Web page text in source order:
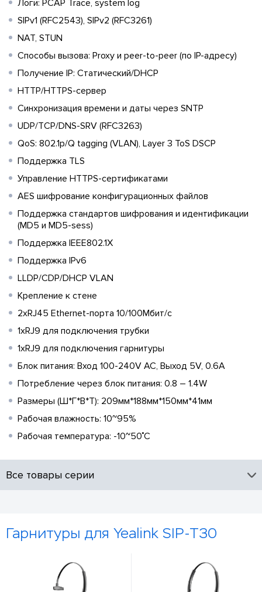
Логи: PCAP Trace, system log
SIPv1 (RFC2543), SIPv2 (RFC3261)
NAT, STUN
Способы вызова: Proxy и peer-to-peer (по IP-адресу)
Получение IP: Статический/DHCP
HTTP/HTTPS-сервер
Синхронизация времени и даты через SNTP
UDP/TCP/DNS-SRV (RFC3263)
QoS: 802.1p/Q tagging (VLAN), Layer 3 ToS DSCP
Поддержка TLS
Управление HTTPS-сертификатами
AES шифрование конфигурационных файлов
Поддержка стандартов шифрования и идентификации
(MD5 и MD5-sess)
Поддержка IEEE802.1X
Поддержка IPv6
LLDP/CDP/DHCP VLAN
Крепление к стене
2хRJ45 Ethernet-порта 10/100Мбит/с
1хRJ9 для подключения трубки
1хRJ9 для подключения гарнитуры
Блок питания: Вход 100-240V AC, Выход 5V, 0.6А
Потребление через блок питания: 0.8 – 1.4W
Размеры (Ш*Г*В*Т): 209мм*188мм*150мм*41мм
Рабочая влажность: 10~95%
Рабочая температура: -10~50˚C
Все товары серии
Гарнитуры для Yealink SIP-T30